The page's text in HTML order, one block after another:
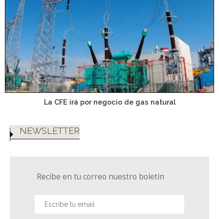
La CFE irá por negocio de gas natural
NEWSLETTER
Recibe en tu correo nuestro boletín